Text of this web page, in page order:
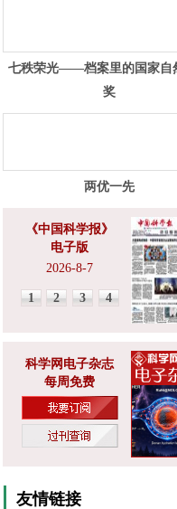
七秩荣光——档案里的国家自
奖
两优一先
《中国科学报》
电子版
2026-8-7
1 2 3 4
科学网电子杂志
每周免费
友情链接